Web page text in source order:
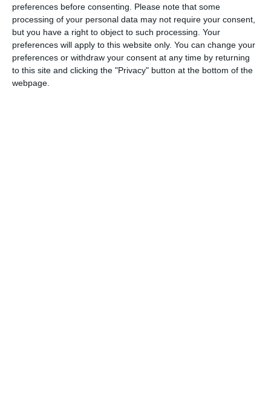
preferences before consenting.
Please note that some
processing of your personal data may not require your consent,
but you have a right to object to such processing. Your
preferences will apply to this website only. You can change your
preferences or withdraw your consent at any time by returning
to this site and clicking the "Privacy" button at the bottom of the
webpage.
COMENTARII